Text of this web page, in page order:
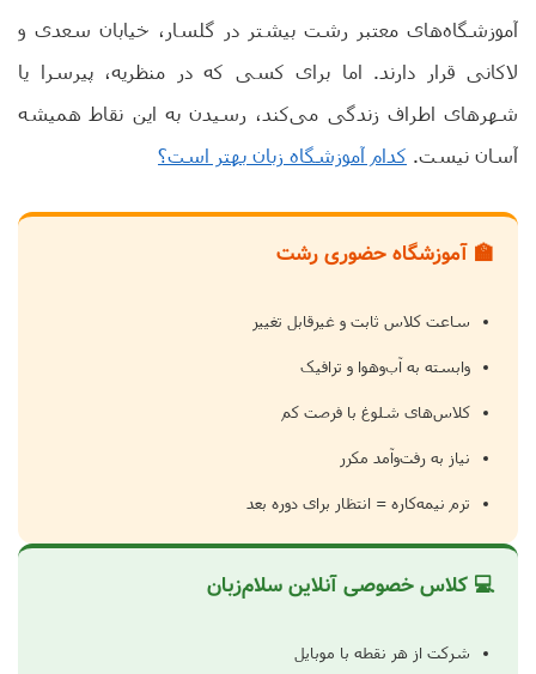
آموزشگاه‌های معتبر رشت بیشتر در گلسار، خیابان سعدی و
لاکانی قرار دارند. اما برای کسی که در منظریه، پیرسرا یا
شهرهای اطراف زندگی می‌کند، رسیدن به این نقاط همیشه
آسان نیست. کدام آموزشگاه زبان بهتر است؟
🏫 آموزشگاه حضوری رشت
ساعت کلاس ثابت و غیرقابل تغییر
وابسته به آب‌وهوا و ترافیک
کلاس‌های شلوغ با فرصت کم
نیاز به رفت‌وآمد مکرر
ترم نیمه‌کاره = انتظار برای دوره بعد
💻 کلاس خصوصی آنلاین سلام‌زبان
شرکت از هر نقطه با موبایل